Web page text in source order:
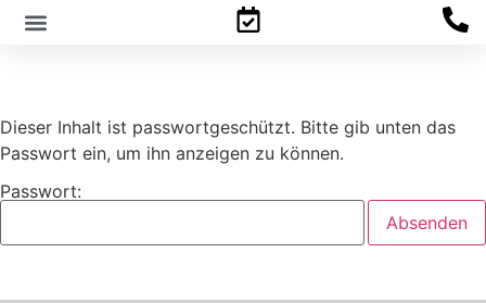
Dieser Inhalt ist passwortgeschützt. Bitte gib unten das
Passwort ein, um ihn anzeigen zu können.
Passwort: